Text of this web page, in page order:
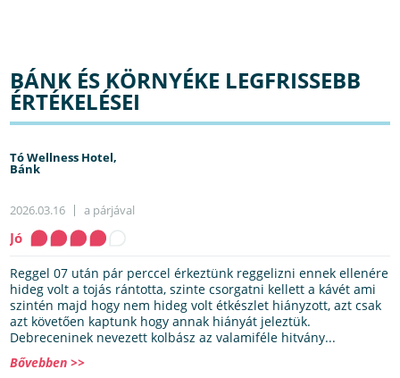
BÁNK ÉS KÖRNYÉKE LEGFRISSEBB
ÉRTÉKELÉSEI
Tó Wellness Hotel,
Bánk
2026.03.16 a párjával
Jó
Reggel 07 után pár perccel érkeztünk reggelizni ennek ellenére
hideg volt a tojás rántotta, szinte csorgatni kellett a kávét ami
szintén majd hogy nem hideg volt étkészlet hiányzott, azt csak
azt követően kaptunk hogy annak hiányát jeleztük.
Debreceninek nevezett kolbász az valamiféle hitvány...
Bővebben >>